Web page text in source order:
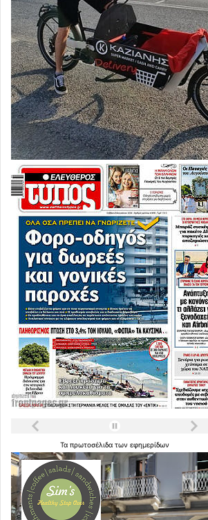
Τα πρωτοσέλιδα των εφημερίδων